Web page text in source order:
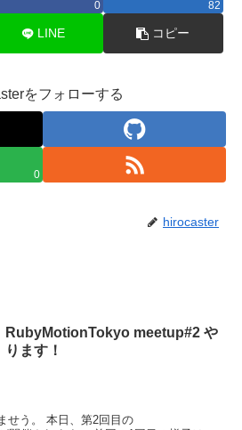
0 82
LINE コピー
をフォローする
0
hirocaster
RubyMotionTokyo meetup#2 や
ります！
せう。 本日、第2回目の